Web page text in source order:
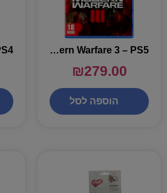
Call of Duty: Modern Warfare 3 – PS5
₪279.00
הוספה לסל